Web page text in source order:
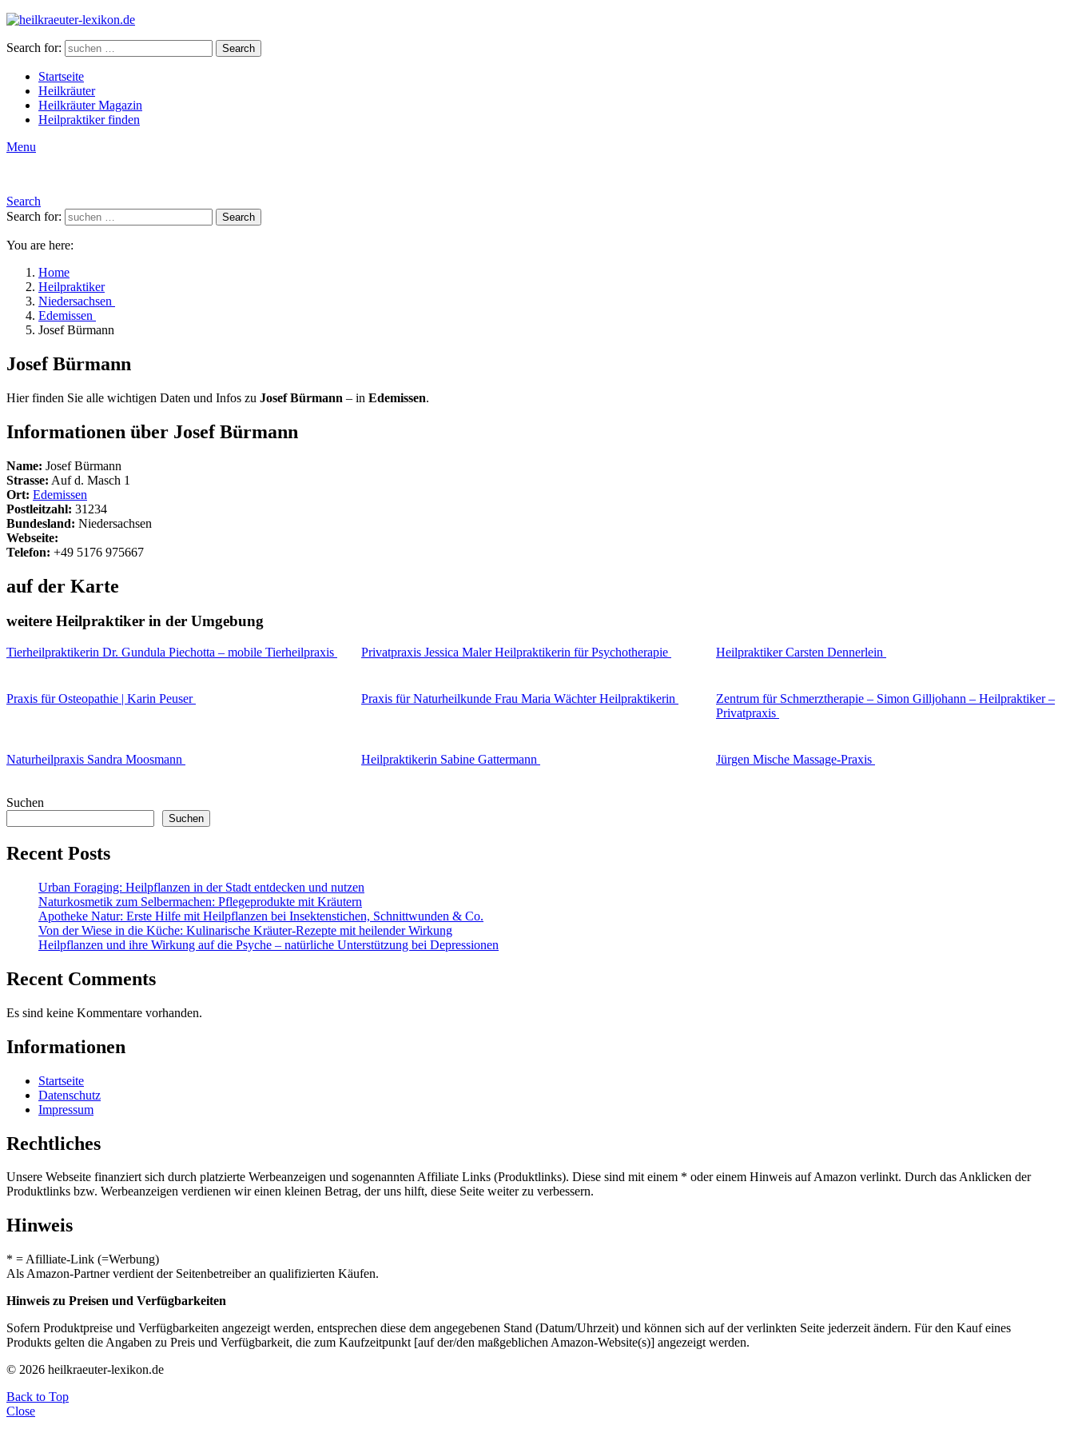
Search for: Search
Startseite
Heilkräuter
Heilkräuter Magazin
Heilpraktiker finden
Menu
Search
Search for:
Search
You are here:
Home
Heilpraktiker
Niedersachsen
Edemissen
Josef Bürmann
Josef Bürmann
Hier finden Sie alle wichtigen Daten und Infos zu Josef Bürmann – in Edemissen.
Informationen über Josef Bürmann
Name: Josef Bürmann
Strasse: Auf d. Masch 1
Ort: Edemissen
Postleitzahl: 31234
Bundesland: Niedersachsen
Webseite:
Telefon: +49 5176 975667
auf der Karte
weitere Heilpraktiker in der Umgebung
Tierheilpraktikerin Dr. Gundula Piechotta – mobile Tierheilpraxis Privatpraxis Jessica Maler Heilpraktikerin für Psychotherapie Heilpraktiker Carsten Dennerlein
Praxis für Osteopathie | Karin Peuser Praxis für Naturheilkunde Frau Maria Wächter Heilpraktikerin
Zentrum für Schmerztherapie – Simon Gilljohann – Heilpraktiker –
Privatpraxis
Naturheilpraxis Sandra Moosmann Heilpraktikerin Sabine Gattermann Jürgen Mische Massage-Praxis
Suchen
Suchen
Recent Posts
Urban Foraging: Heilpflanzen in der Stadt entdecken und nutzen
Naturkosmetik zum Selbermachen: Pflegeprodukte mit Kräutern
Apotheke Natur: Erste Hilfe mit Heilpflanzen bei Insektenstichen, Schnittwunden & Co.
Von der Wiese in die Küche: Kulinarische Kräuter-Rezepte mit heilender Wirkung
Heilpflanzen und ihre Wirkung auf die Psyche – natürliche Unterstützung bei Depressionen
Recent Comments
Es sind keine Kommentare vorhanden.
Informationen
Startseite
Datenschutz
Impressum
Rechtliches
Unsere Webseite finanziert sich durch platzierte Werbeanzeigen und sogenannten Affiliate Links (Produktlinks). Diese sind mit einem * oder einem Hinweis auf Amazon verlinkt. Durch das Anklicken der
Produktlinks bzw. Werbeanzeigen verdienen wir einen kleinen Betrag, der uns hilft, diese Seite weiter zu verbessern.
Hinweis
* = Afilliate-Link (=Werbung)
Als Amazon-Partner verdient der Seitenbetreiber an qualifizierten Käufen.
Hinweis zu Preisen und Verfügbarkeiten
Sofern Produktpreise und Verfügbarkeiten angezeigt werden, entsprechen diese dem angegebenen Stand (Datum/Uhrzeit) und können sich auf der verlinkten Seite jederzeit ändern. Für den Kauf eines
Produkts gelten die Angaben zu Preis und Verfügbarkeit, die zum Kaufzeitpunkt [auf der/den maßgeblichen Amazon-Website(s)] angezeigt werden.
© 2026 heilkraeuter-lexikon.de
Back to Top
Close